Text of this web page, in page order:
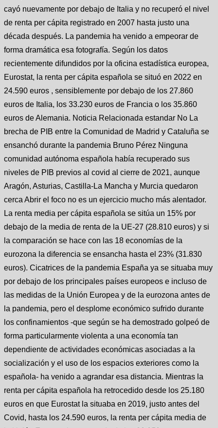
cayó nuevamente por debajo de Italia y no recuperó el nivel
de renta per cápita registrado en 2007 hasta justo una
década después. La pandemia ha venido a empeorar de
forma dramática esa fotografía. Según los datos
recientemente difundidos por la oficina estadística europea,
Eurostat, la renta per cápita española se situó en 2022 en
24.590 euros , sensiblemente por debajo de los 27.860
euros de Italia, los 33.230 euros de Francia o los 35.860
euros de Alemania. Noticia Relacionada estandar No La
brecha de PIB entre la Comunidad de Madrid y Cataluña se
ensanchó durante la pandemia Bruno Pérez Ninguna
comunidad autónoma española había recuperado sus
niveles de PIB previos al covid al cierre de 2021, aunque
Aragón, Asturias, Castilla-La Mancha y Murcia quedaron
cerca Abrir el foco no es un ejercicio mucho más alentador.
La renta media per cápita española se sitúa un 15% por
debajo de la media de renta de la UE-27 (28.810 euros) y si
la comparación se hace con las 18 economías de la
eurozona la diferencia se ensancha hasta el 23% (31.830
euros). Cicatrices de la pandemia España ya se situaba muy
por debajo de los principales países europeos e incluso de
las medidas de la Unión Europea y de la eurozona antes de
la pandemia, pero el desplome económico sufrido durante
los confinamientos -que según se ha demostrado golpeó de
forma particularmente violenta a una economía tan
dependiente de actividades económicas asociadas a la
socialización y el uso de los espacios exteriores como la
española- ha venido a agrandar esa distancia. Mientras la
renta per cápita española ha retrocedido desde los 25.180
euros en que Eurostat la situaba en 2019, justo antes del
Covid, hasta los 24.590 euros, la renta per cápita media de